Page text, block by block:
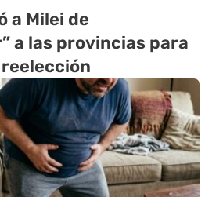
a Milei de
a las provincias para